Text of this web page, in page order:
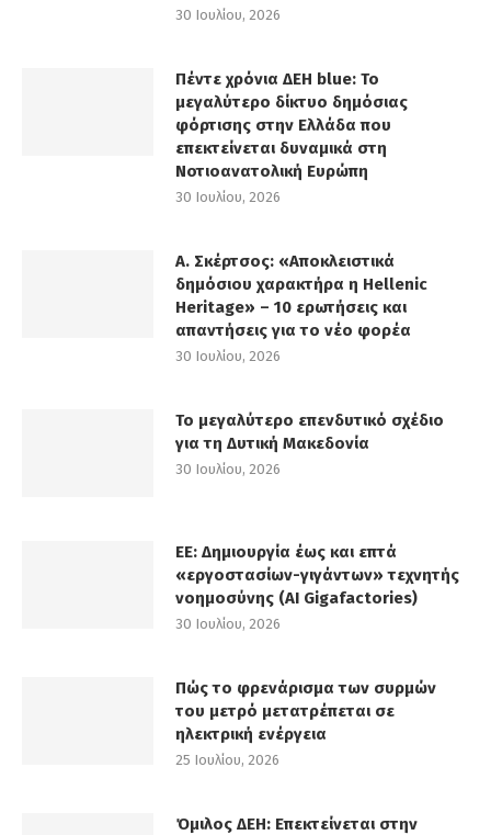
30 Ιουλίου, 2026
Πέντε χρόνια ΔΕΗ blue: Το
μεγαλύτερο δίκτυο δημόσιας
φόρτισης στην Ελλάδα που
επεκτείνεται δυναμικά στη
Νοτιοανατολική Ευρώπη
30 Ιουλίου, 2026
Α. Σκέρτσος: «Αποκλειστικά
δημόσιου χαρακτήρα η Hellenic
Heritage» – 10 ερωτήσεις και
απαντήσεις για το νέο φορέα
30 Ιουλίου, 2026
Το μεγαλύτερο επενδυτικό σχέδιο
για τη Δυτική Μακεδονία
30 Ιουλίου, 2026
ΕΕ: Δημιουργία έως και επτά
«εργοστασίων-γιγάντων» τεχνητής
νοημοσύνης (AI Gigafactories)
30 Ιουλίου, 2026
Πώς το φρενάρισμα των συρμών
του μετρό μετατρέπεται σε
ηλεκτρική ενέργεια
25 Ιουλίου, 2026
Όμιλος ΔΕΗ: Επεκτείνεται στην